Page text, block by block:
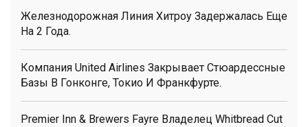
Железнодорожная Линия Хитроу Задержалась Еще
На 2 Года.
Компания United Airlines Закрывает Стюардессные
Базы В Гонконге, Токио И Франкфурте.
Premier Inn & Brewers Fayre Владелец Whitbread Cut